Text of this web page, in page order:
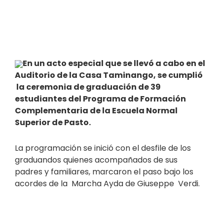
En un acto especial que se llevó a cabo en el
Auditorio de la Casa Taminango, se cumplió
la ceremonia de graduación de 39
estudiantes del Programa de Formación
Complementaria de la Escuela Normal
Superior de Pasto.
La programación se inició con el desfile de los
graduandos quienes acompañados de sus
padres y familiares, marcaron el paso bajo los
acordes de la Marcha Ayda de Giuseppe Verdi.